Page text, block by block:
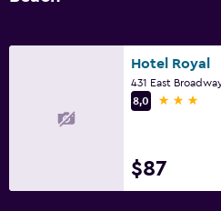
Hotel Royal
8,0
3 estrellas
$87